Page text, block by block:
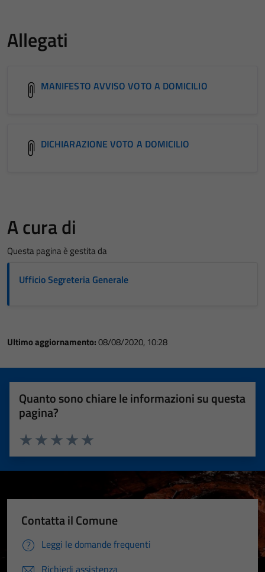
Allegati
MANIFESTO AVVISO VOTO A DOMICILIO
DICHIARAZIONE VOTO A DOMICILIO
A cura di
Questa pagina è gestita da
Ufficio Segreteria Generale
Ultimo aggiornamento:08/08/2020, 10:28
Quanto sono chiare le informazioni su questa
pagina?
Valuta 5 stelle su 5
Valuta 4 stelle su 5
Valuta 3 stelle su 5
Valuta 2 stelle su 5
Valuta 1 stelle su 5
Contatta il Comune
Leggi le domande frequenti
Richiedi assistenza